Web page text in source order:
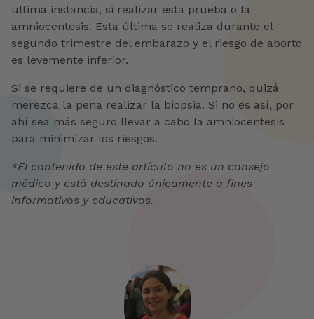
última instancia, si realizar esta prueba o la
amniocentesis. Esta última se realiza durante el
segundo trimestre del embarazo y el riesgo de aborto
es levemente inferior.
Si se requiere de un diagnóstico temprano, quizá
merezca la pena realizar la biopsia. Si no es así, por
ahí sea más seguro llevar a cabo la amniocentesis
para minimizar los riesgos.
*El contenido de este artículo no es un consejo
médico y está destinado únicamente a fines
informativos y educativos.